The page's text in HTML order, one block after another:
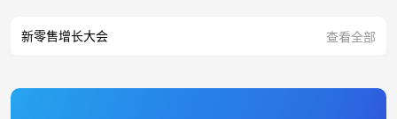
新零售增长大会 查看全部